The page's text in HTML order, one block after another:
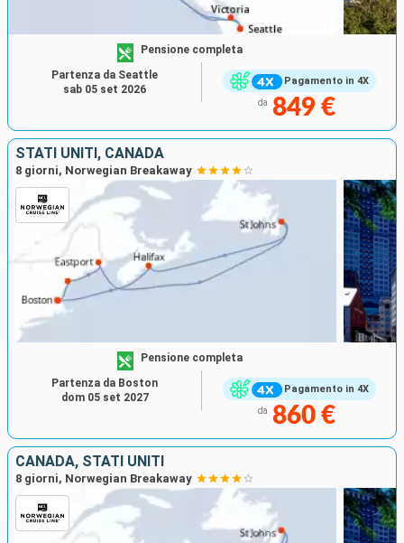
Pagamento in 4X
Pensione completa
da 849 €
Partenza da Seattle
sab 05 set 2026
STATI UNITI, CANADA
8 giorni, Norwegian Breakaway
Pagamento in 4X
Pensione completa
da 860 €
Partenza da Boston
dom 05 set 2027
CANADA, STATI UNITI
8 giorni, Norwegian Breakaway